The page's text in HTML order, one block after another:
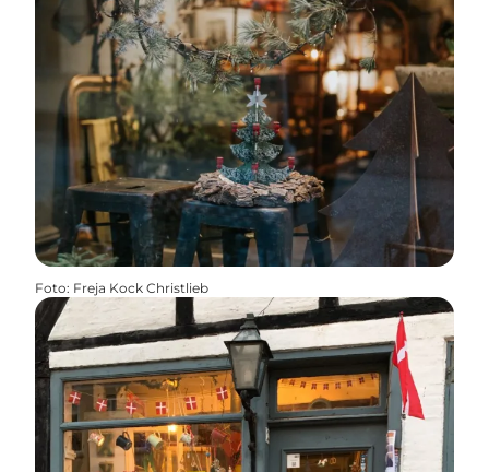
Foto: Freja Kock Christlieb